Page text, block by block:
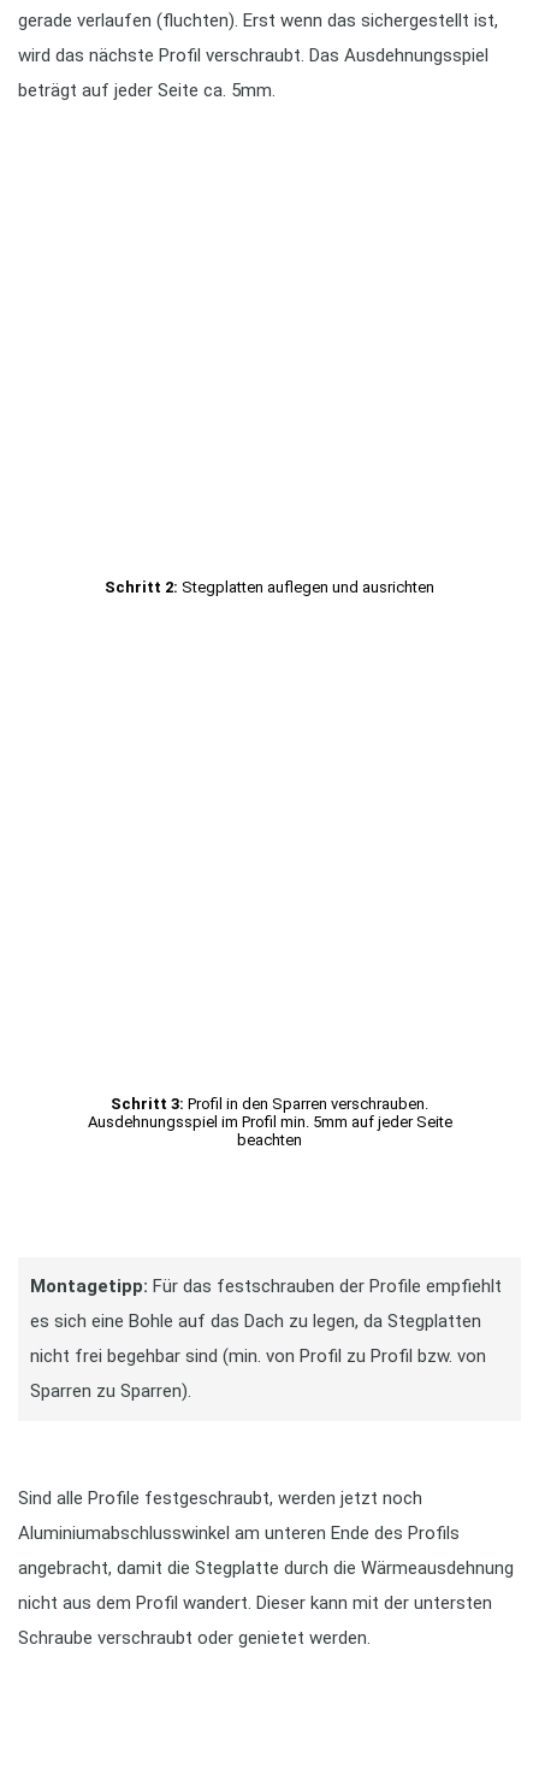
gerade verlaufen (fluchten). Erst wenn das sichergestellt ist,
wird das nächste Profil verschraubt. Das Ausdehnungsspiel
beträgt auf jeder Seite ca. 5mm.
Schritt 2: Stegplatten auflegen und ausrichten
Schritt 3: Profil in den Sparren verschrauben.
Ausdehnungsspiel im Profil min. 5mm auf jeder Seite
beachten
Montagetipp: Für das festschrauben der Profile empfiehlt
es sich eine Bohle auf das Dach zu legen, da Stegplatten
nicht frei begehbar sind (min. von Profil zu Profil bzw. von
Sparren zu Sparren).
Sind alle Profile festgeschraubt, werden jetzt noch
Aluminiumabschlusswinkel am unteren Ende des Profils
angebracht, damit die Stegplatte durch die Wärmeausdehnung
nicht aus dem Profil wandert. Dieser kann mit der untersten
Schraube verschraubt oder genietet werden.